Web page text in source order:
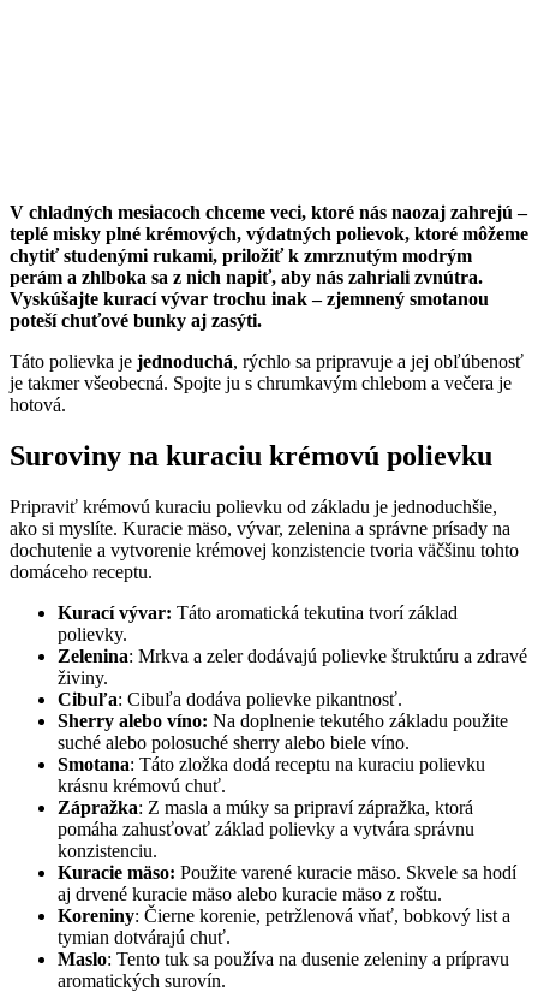
V chladných mesiacoch chceme veci, ktoré nás naozaj zahrejú –
teplé misky plné krémových, výdatných polievok, ktoré môžeme
chytiť studenými rukami, priložiť k zmrznutým modrým
perám a zhlboka sa z nich napiť, aby nás zahriali zvnútra.
Vyskúšajte kurací vývar trochu inak – zjemnený smotanou
poteší chuťové bunky aj zasýti.
Táto polievka je jednoduchá, rýchlo sa pripravuje a jej obľúbenosť
je takmer všeobecná. Spojte ju s chrumkavým chlebom a večera je
hotová.
Suroviny na kuraciu krémovú polievku
Pripraviť krémovú kuraciu polievku od základu je jednoduchšie,
ako si myslíte. Kuracie mäso, vývar, zelenina a správne prísady na
dochutenie a vytvorenie krémovej konzistencie tvoria väčšinu tohto
domáceho receptu.
Kurací vývar: Táto aromatická tekutina tvorí základ
polievky.
Zelenina: Mrkva a zeler dodávajú polievke štruktúru a zdravé
živiny.
Cibuľa: Cibuľa dodáva polievke pikantnosť.
Sherry alebo víno: Na doplnenie tekutého základu použite
suché alebo polosuché sherry alebo biele víno.
Smotana: Táto zložka dodá receptu na kuraciu polievku
krásnu krémovú chuť.
Zápražka: Z masla a múky sa pripraví zápražka, ktorá
pomáha zahusťovať základ polievky a vytvára správnu
konzistenciu.
Kuracie mäso: Použite varené kuracie mäso. Skvele sa hodí
aj drvené kuracie mäso alebo kuracie mäso z roštu.
Koreniny: Čierne korenie, petržlenová vňať, bobkový list a
tymian dotvárajú chuť.
Maslo: Tento tuk sa používa na dusenie zeleniny a prípravu
aromatických surovín.